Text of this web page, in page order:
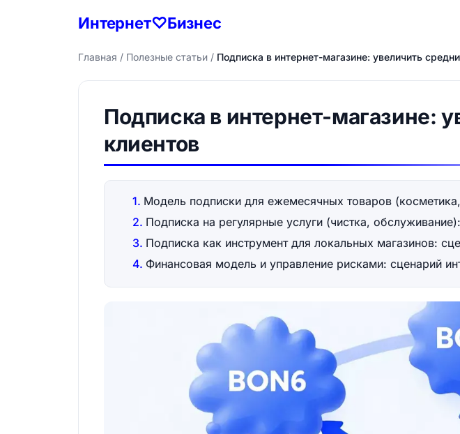
Интернет♡Бизнес
Главная / Полезные статьи / Подписка в интернет-магазине: увеличить
Подписка в интернет-магазине:
клиентов
Модель подписки для ежемесячных товаров
Подписка на регулярные услуги (чистка,
Подписка как инструмент для локальных магазинов:
Финансовая модель и управление рисками: сценарий